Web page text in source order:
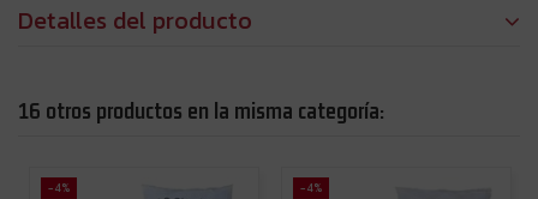
Detalles del producto
16 otros productos en la misma categoría:
-4% -4%